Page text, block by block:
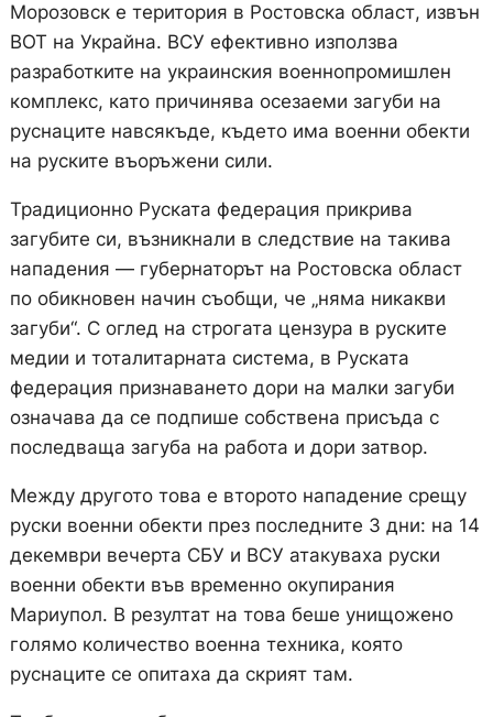
Морозовск е територия в Ростовска област, извън
ВОТ на Украйна. ВСУ ефективно използва
разработките на украинския военнопромишлен
комплекс, като причинява осезаеми загуби на
руснаците навсякъде, където има военни обекти
на руските въоръжени сили.
Традиционно Руската федерация прикрива
загубите си, възникнали в следствие на такива
нападения — губернаторът на Ростовска област
по обикновен начин съобщи, че „няма никакви
загуби“. С оглед на строгата цензура в руските
медии и тоталитарната система, в Руската
федерация признаването дори на малки загуби
означава да се подпише собствена присъда с
последваща загуба на работа и дори затвор.
Между другото това е второто нападение срещу
руски военни обекти през последните 3 дни: на 14
декември вечерта СБУ и ВСУ атакуваха руски
военни обекти във временно окупирания
Мариупол. В резултат на това беше унищожено
голямо количество военна техника, която
руснаците се опитаха да скрият там.